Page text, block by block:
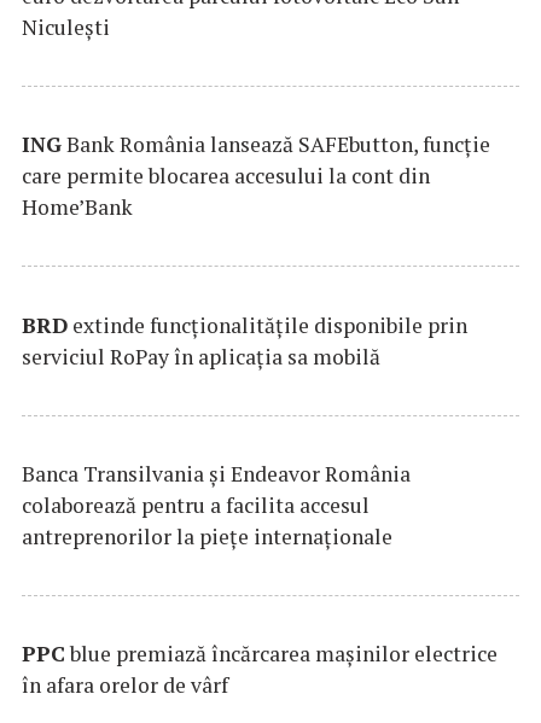
Niculești
INGBank România lansează SAFEbutton, funcţie
care permite blocarea accesului la cont din
Home’Bank
BRD extinde funcţionalităţile disponibile prin
serviciul RoPay în aplicaţia sa mobilă
Banca Transilvania şi Endeavor România
colaborează pentru a facilita accesul
antreprenorilor la pieţe internaţionale
PPCblue premiază încărcarea maşinilor electrice
în afara orelor de vârf